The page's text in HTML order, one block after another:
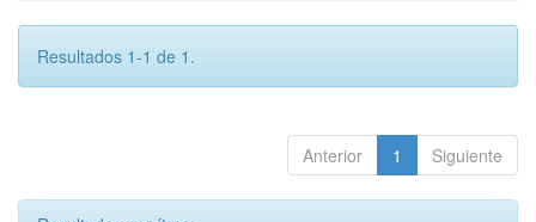
Resultados 1-1 de 1.
Anterior 1 Siguiente